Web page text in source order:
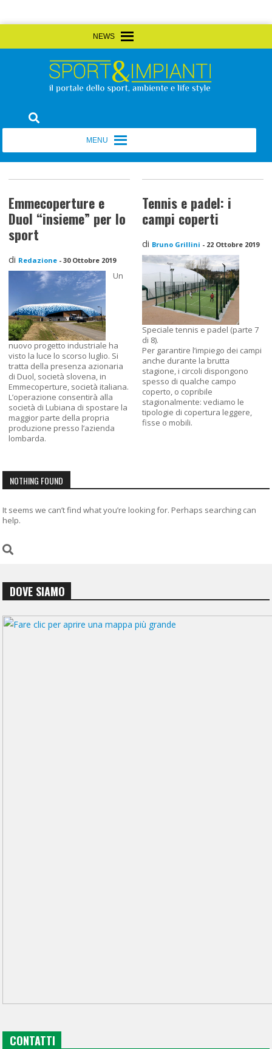
to
Sport&Impianti
Emmecoperture e
Duol “insieme” per lo
sport
di Redazione -30 Ottobre 2019
Un
nuovo progetto industriale ha
visto la luce lo scorso luglio. Si
tratta della presenza azionaria
di Duol, società slovena, in
Emmecoperture, società italiana.
L’operazione consentirà alla
società di Lubiana di spostare la
maggior parte della propria
produzione presso l’azienda
lombarda.
Tennis e padel: i
campi coperti
di Bruno Grillini - 22 Ottobre 2019
Speciale tennis e padel (parte 7
di 8).
Per garantire l’impiego dei campi
anche durante la brutta
stagione, i circoli dispongono
spesso di qualche campo
coperto, o copribile
stagionalmente: vediamo le
tipologie di copertura leggere,
fisse o mobili.
NOTHING FOUND
It seems we can’t find what you’re looking for. Perhaps searching can
help.
DOVE SIAMO
CONTATTI